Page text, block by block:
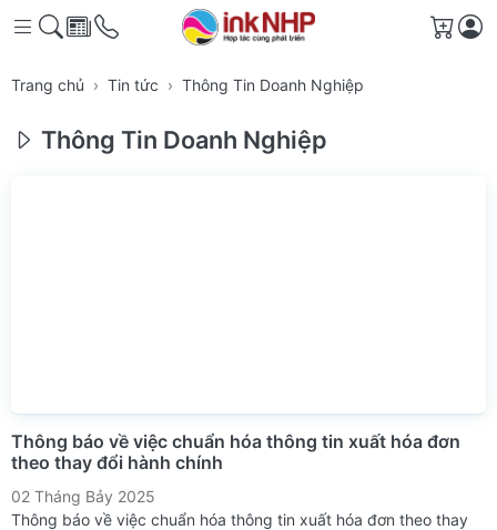
Giỏ
Trang chủ Tin tức Thông Tin Doanh Nghiệp
Thông Tin Doanh Nghiệp
Thông báo về việc chuẩn hóa thông tin xuất hóa đơn
theo thay đổi hành chính
02 Tháng Bảy 2025
Thông báo về việc chuẩn hóa thông tin xuất hóa đơn theo thay